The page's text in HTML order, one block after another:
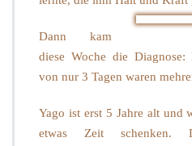
Dann kam
diese Woche die
von nur 3 Tagen waren
Yago ist erst 5 Jahre alt und
etwas Zeit schenken.